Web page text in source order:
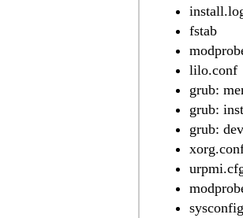
fstab
lilo.conf
grub:
grub:
grub: